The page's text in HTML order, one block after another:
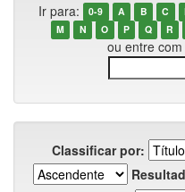
Ir para: 0-9 A B C
M
N O P Q R
ou entre
Classificar por: